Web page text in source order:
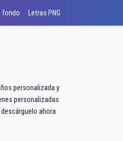
fondo Letras PNG
personalizada y
personalizadas
ahora